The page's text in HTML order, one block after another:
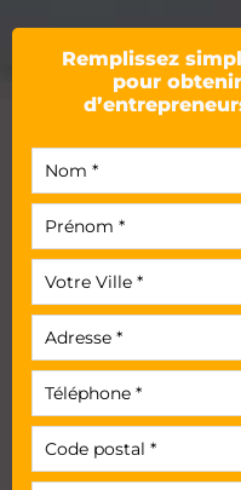
Remplissez
pour